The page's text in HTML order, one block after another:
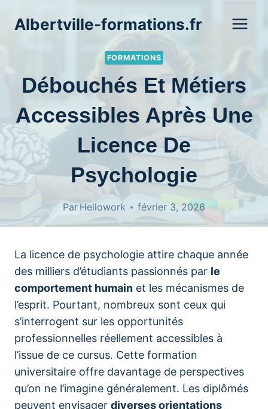
Albertville-formations.fr
FORMATIONS
Débouchés Et Métiers
Accessibles Après Une
Licence De
Psychologie
Par Hellowork février 3, 2026
La licence de psychologie attire chaque année
des milliers d’étudiants passionnés par le
comportement humain et les mécanismes de
l’esprit. Pourtant, nombreux sont ceux qui
s’interrogent sur les opportunités
professionnelles réellement accessibles à
l’issue de ce cursus. Cette formation
universitaire offre davantage de perspectives
qu’on ne l’imagine généralement. Les diplômés
peuvent envisager diverses orientations